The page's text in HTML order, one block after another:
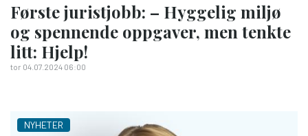
Første juristjobb: – Hyggelig miljø
og spennende oppgaver, men tenkte
litt: Hjelp!
tor 04.07.2024 06:00
NYHETER